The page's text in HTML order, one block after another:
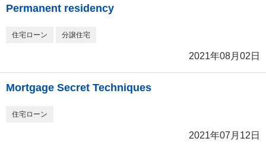
Permanent residency
住宅ローン 分譲住宅
2021年08月02日
Mortgage Secret Techniques
住宅ローン
2021年07月12日